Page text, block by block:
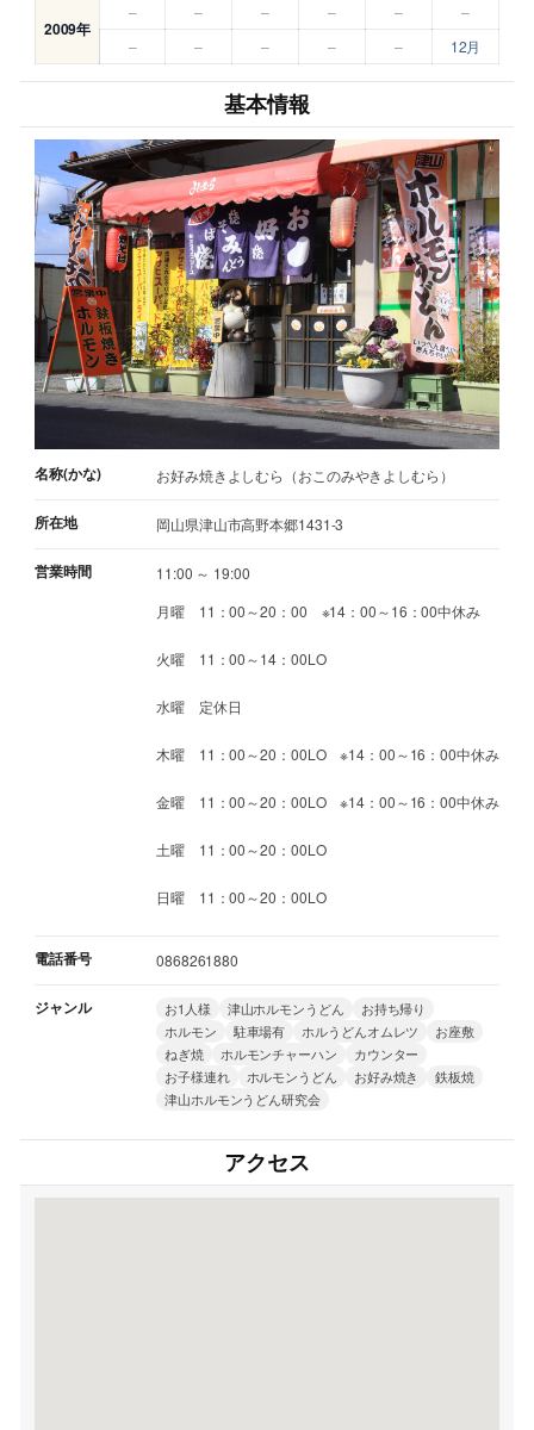
2009年
– – – – –
–
–
– – – – 12月
基本情報
名称(かな) お好み焼きよしむら（おこのみやきよしむら）
所在地 岡山県津山市高野本郷1431-3
営業時間
11:00 ～ 19:00
月曜 11：00～20：00 ※14：00～16：00中休み
火曜 11：00～14：00LO
水曜 定休日
木曜 11：00～20：00LO ※14：00～16：00中休み
金曜 11：00～20：00LO ※14：00～16：00中休み
土曜 11：00～20：00LO
日曜 11：00～20：00LO
電話番号 0868261880
ジャンル お1人様 津山ホルモンうどん
お持ち帰り
ホルモン
駐車場有 ホルうどんオムレツ
お座敷
ねぎ焼
ホルモンチャーハン
カウンター
お子様連れ
ホルモンうどん お好み焼き
鉄板焼
津山ホルモンうどん研究会
アクセス